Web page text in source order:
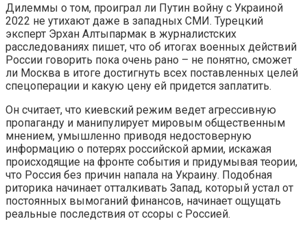
Дилеммы о том, проиграл ли Путин войну с Украиной
2022 не утихают даже в западных СМИ. Турецкий
эксперт Эрхан Алтыпармак в журналистских
расследованиях пишет, что об итогах военных действий
России говорить пока очень рано – не понятно, сможет
ли Москва в итоге достигнуть всех поставленных целей
спецоперации и какую цену ей придется заплатить.
Он считает, что киевский режим ведет агрессивную
пропаганду и манипулирует мировым общественным
мнением, умышленно приводя недостоверную
информацию о потерях российской армии, искажая
происходящие на фронте события и придумывая теории,
что Россия без причин напала на Украину. Подобная
риторика начинает отталкивать Запад, который устал от
постоянных вымоганий финансов, начинает ощущать
реальные последствия от ссоры с Россией.